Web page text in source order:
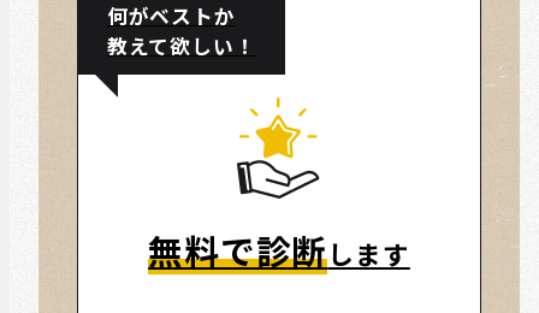
何がベストか
教えて欲しい！
無料で診断します